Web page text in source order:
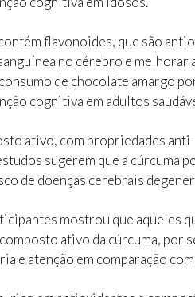
flavonoides, que são
no cérebro e melhorar
de chocolate amargo
cognitiva em adultos
ativo, com propriedades
sugerem que a cúrcuma
de doenças cerebrais
mostrou que aqueles
ativo da cúrcuma, por
e atenção em comparação